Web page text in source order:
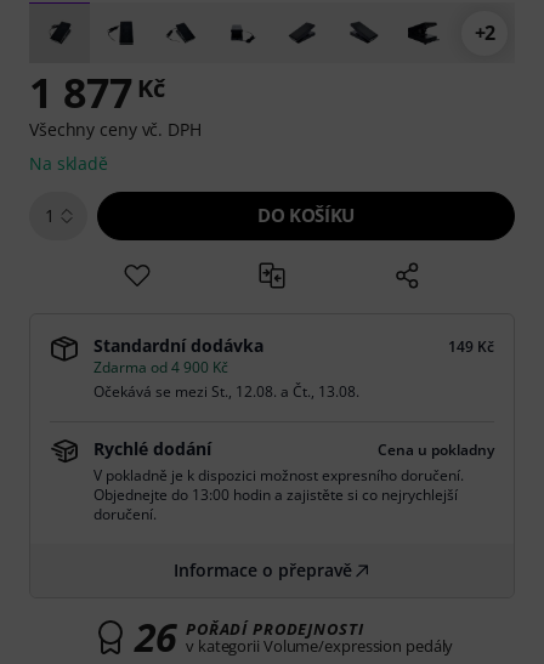
+2
1 877 Kč
Všechny ceny vč. DPH
Na skladě
1 DO KOŠÍKU
Standardní dodávka
149 Kč
Zdarma od 4 900 Kč
Očekává se mezi St., 12.08. a Čt., 13.08.
Rychlé dodání
Cena u pokladny
V pokladně je k dispozici možnost expresního doručení.
Objednejte do 13:00 hodin a zajistěte si co nejrychlejší
doručení.
Informace o přepravě
26 POŘADÍ PRODEJNOSTI
v kategorii Volume/expression pedály